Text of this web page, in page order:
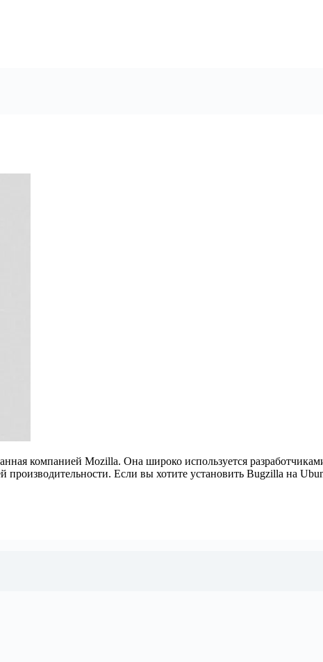
компанией Mozilla. Она широко используется
Если вы хотите установить Bugzilla на